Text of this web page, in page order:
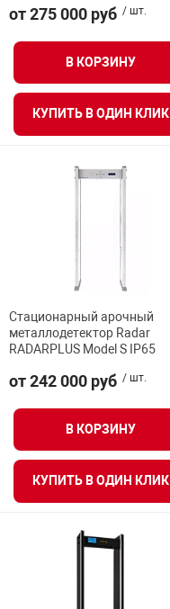
от 275 000 руб / шт.
В КОРЗИНУ
КУПИТЬ В ОДИН КЛИК
Стационарный арочный
металлодетектор Radar
RADARPLUS Model S IP65
от 242 000 руб / шт.
В КОРЗИНУ
КУПИТЬ В ОДИН КЛИК